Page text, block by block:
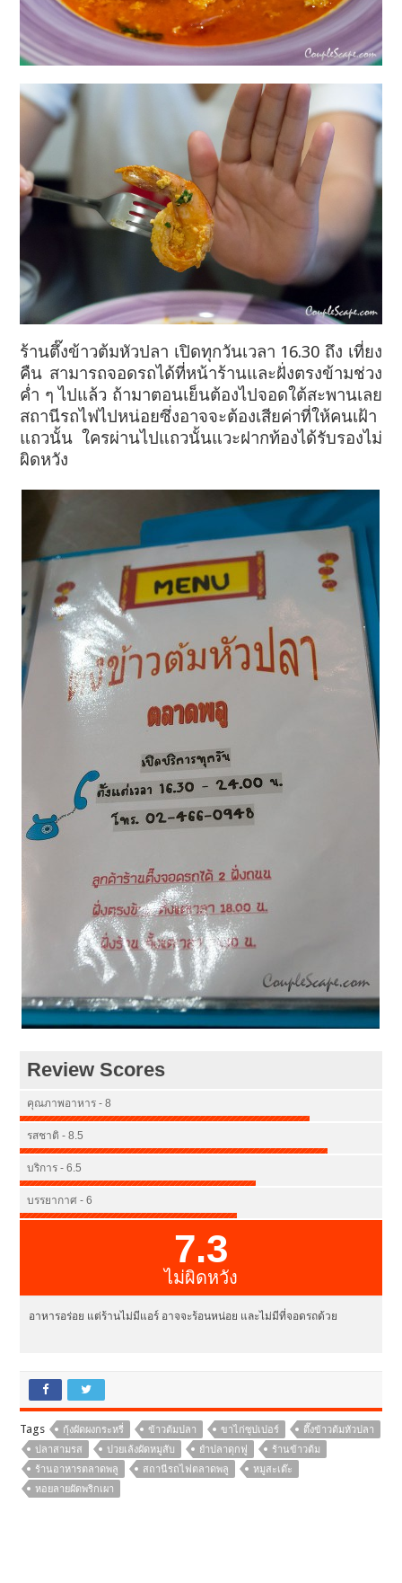
ร้านตึ๊งข้าวต้มหัวปลา เปิดทุกวันเวลา 16.30 ถึง เที่ยง
คืน สามารถจอดรถได้ที่หน้าร้านและฝั่งตรงข้ามช่วง
ค่ำ ๆ ไปแล้ว ถ้ามาตอนเย็นต้องไปจอดใต้สะพานเลย
สถานีรถไฟไปหน่อยซึ่งอาจจะต้องเสียค่าที่ให้คนเฝ้า
แถวนั้น ใครผ่านไปแถวนั้นแวะฝากท้องได้รับรองไม่
ผิดหวัง
Review Scores
คุณภาพอาหาร - 8
รสชาติ - 8.5
บริการ - 6.5
บรรยากาศ - 6
7.3
ไม่ผิดหวัง
อาหารอร่อย แต่ร้านไม่มีแอร์ อาจจะร้อนหน่อย และไม่มีที่จอดรถด้วย
Tags กุ้งผัดผงกระหรี่ ข้าวต้มปลา ขาไก่ซุปเปอร์
ตึ๊งข้าวต้มหัวปลา
ปลาสามรส
ปวยเล้งผัดหมูสับ ยำปลาดุกฟู
ร้านข้าวต้ม
ร้านอาหารตลาดพลู
สถานีรถไฟตลาดพลู
หมูสะเต๊ะ
หอยลายผัดพริกเผา